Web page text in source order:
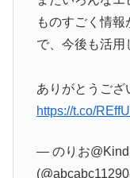
ものすごく情
で、今後も活用
ありがとうござ
https://t.co/
— のりお